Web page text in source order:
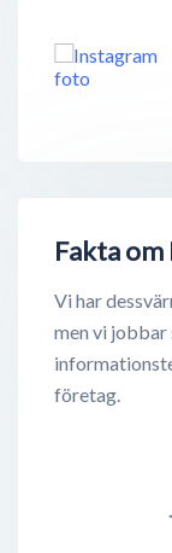
Fakta
Vi har
men vi
företag.